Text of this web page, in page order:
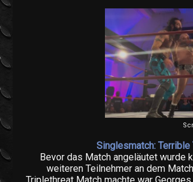
Singlesmatch:
Bevor das Match angeläutet wurde
weiteren Teilnehmer an dem